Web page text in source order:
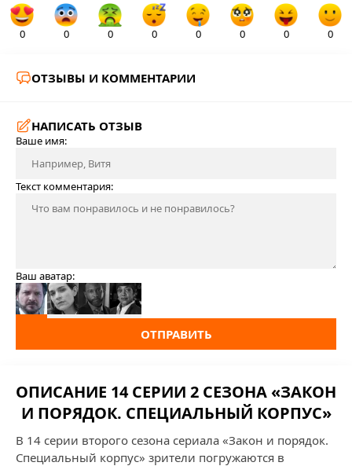
0 0 0 0 0 0 0 0
ОТЗЫВЫ И КОММЕНТАРИИ
НАПИСАТЬ ОТЗЫВ
Ваше имя:
Текст комментария:
Ваш аватар:
ОТПРАВИТЬ
ОПИСАНИЕ 14 СЕРИИ 2 СЕЗОНА «ЗАКОН
И ПОРЯДОК. СПЕЦИАЛЬНЫЙ КОРПУС»
В 14 серии второго сезона сериала «Закон и порядок.
Специальный корпус» зрители погружаются в